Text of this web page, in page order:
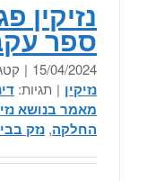
נזיקין
ספר
15/04/2024
|
נזיקין | תגיות:
מאמר בנושא
החלקה, נזק